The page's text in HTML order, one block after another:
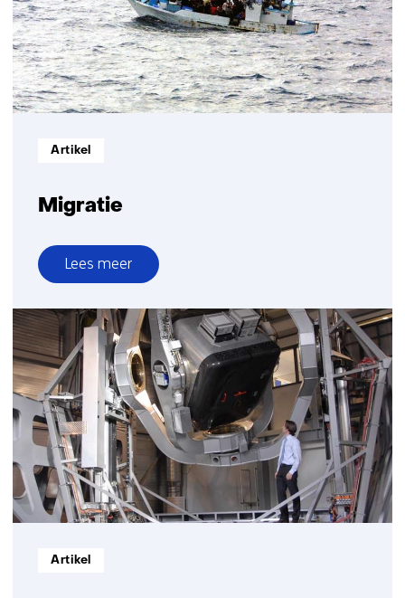
Migratie
Informatietype:
Artikel
Lees meer
over
Migratie
Informatietype:
Artikel